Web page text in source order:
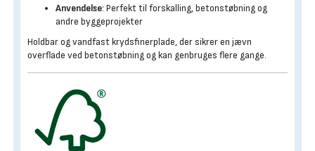
Anvendelse: Perfekt til forskalling, betonstøbning og
andre byggeprojekter
Holdbar og vandfast krydsfinerplade, der sikrer en jævn
overflade ved betonstøbning og kan genbruges flere gange.